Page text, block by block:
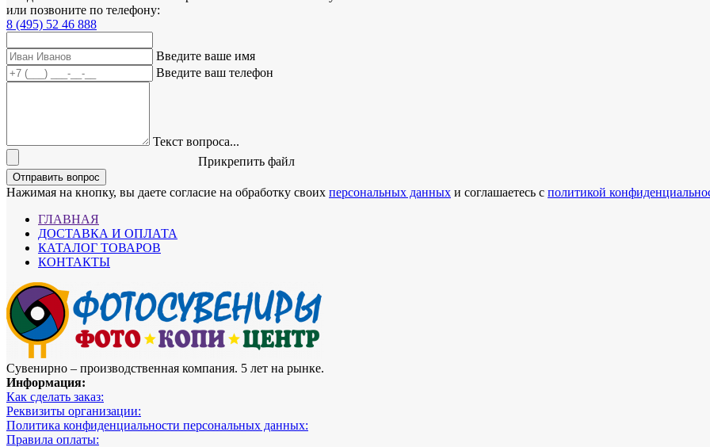
или позвоните по телефону:
8 (495) 52 46 888
Введите ваше имя
Введите ваш телефон
Текст вопроса...
Прикрепить файл
Отправить вопрос
Нажимая на кнопку, вы даете согласие на обработку своих персональных данных и соглашаетесь с политикой
ГЛАВНАЯ
ДОСТАВКА И ОПЛАТА
КАТАЛОГ ТОВАРОВ
КОНТАКТЫ
Сувенирно – производственная компания. 5 лет на рынке.
Информация:
Как сделать заказ:
Реквизиты организации:
Политика конфиденциальности персональных данных:
Правила оплаты: